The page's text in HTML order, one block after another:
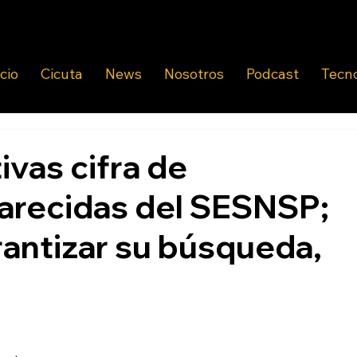
Cicuta News Nosotros Podcast
cifra de
del SESNSP;
su búsqueda,